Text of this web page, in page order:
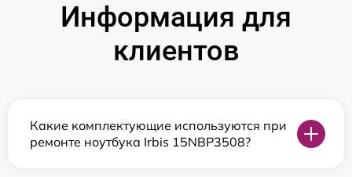
Информация для
клиентов
Какие комплектующие используются при
ремонте ноутбука Irbis 15NBP3508?